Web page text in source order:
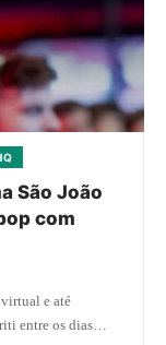
São João
com
e até
entre os dias…